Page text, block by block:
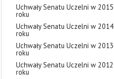
Uchwały Senatu Uczelni w 2015
roku
Uchwały Senatu Uczelni w 2014
roku
Uchwały Senatu Uczelni w 2013
roku
Uchwały Senatu Uczelni w 2012
roku